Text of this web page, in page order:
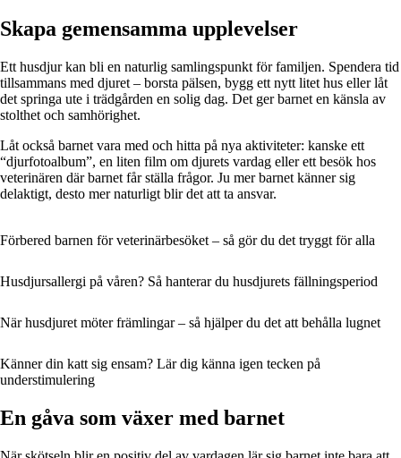
Skapa gemensamma upplevelser
Ett husdjur kan bli en naturlig samlingspunkt för familjen. Spendera tid
tillsammans med djuret – borsta pälsen, bygg ett nytt litet hus eller låt
det springa ute i trädgården en solig dag. Det ger barnet en känsla av
stolthet och samhörighet.
Låt också barnet vara med och hitta på nya aktiviteter: kanske ett
“djurfotoalbum”, en liten film om djurets vardag eller ett besök hos
veterinären där barnet får ställa frågor. Ju mer barnet känner sig
delaktigt, desto mer naturligt blir det att ta ansvar.
Förbered barnen för veterinärbesöket – så gör du det tryggt för alla
Husdjursallergi på våren? Så hanterar du husdjurets fällningsperiod
När husdjuret möter främlingar – så hjälper du det att behålla lugnet
Känner din katt sig ensam? Lär dig känna igen tecken på
understimulering
En gåva som växer med barnet